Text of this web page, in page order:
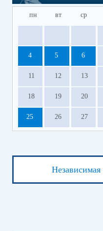
пн вт ср
4 5 6
11 12 13
18 19 20
25 26 27
Независимая